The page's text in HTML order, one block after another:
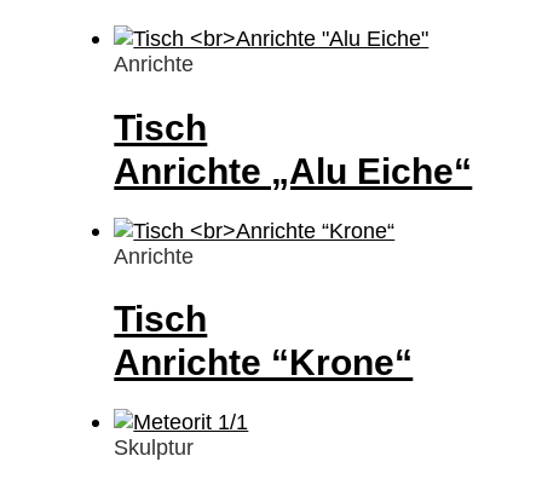
Anrichte
Tisch
Anrichte „Alu Eiche“
Anrichte
Tisch
Anrichte “Krone“
Skulptur